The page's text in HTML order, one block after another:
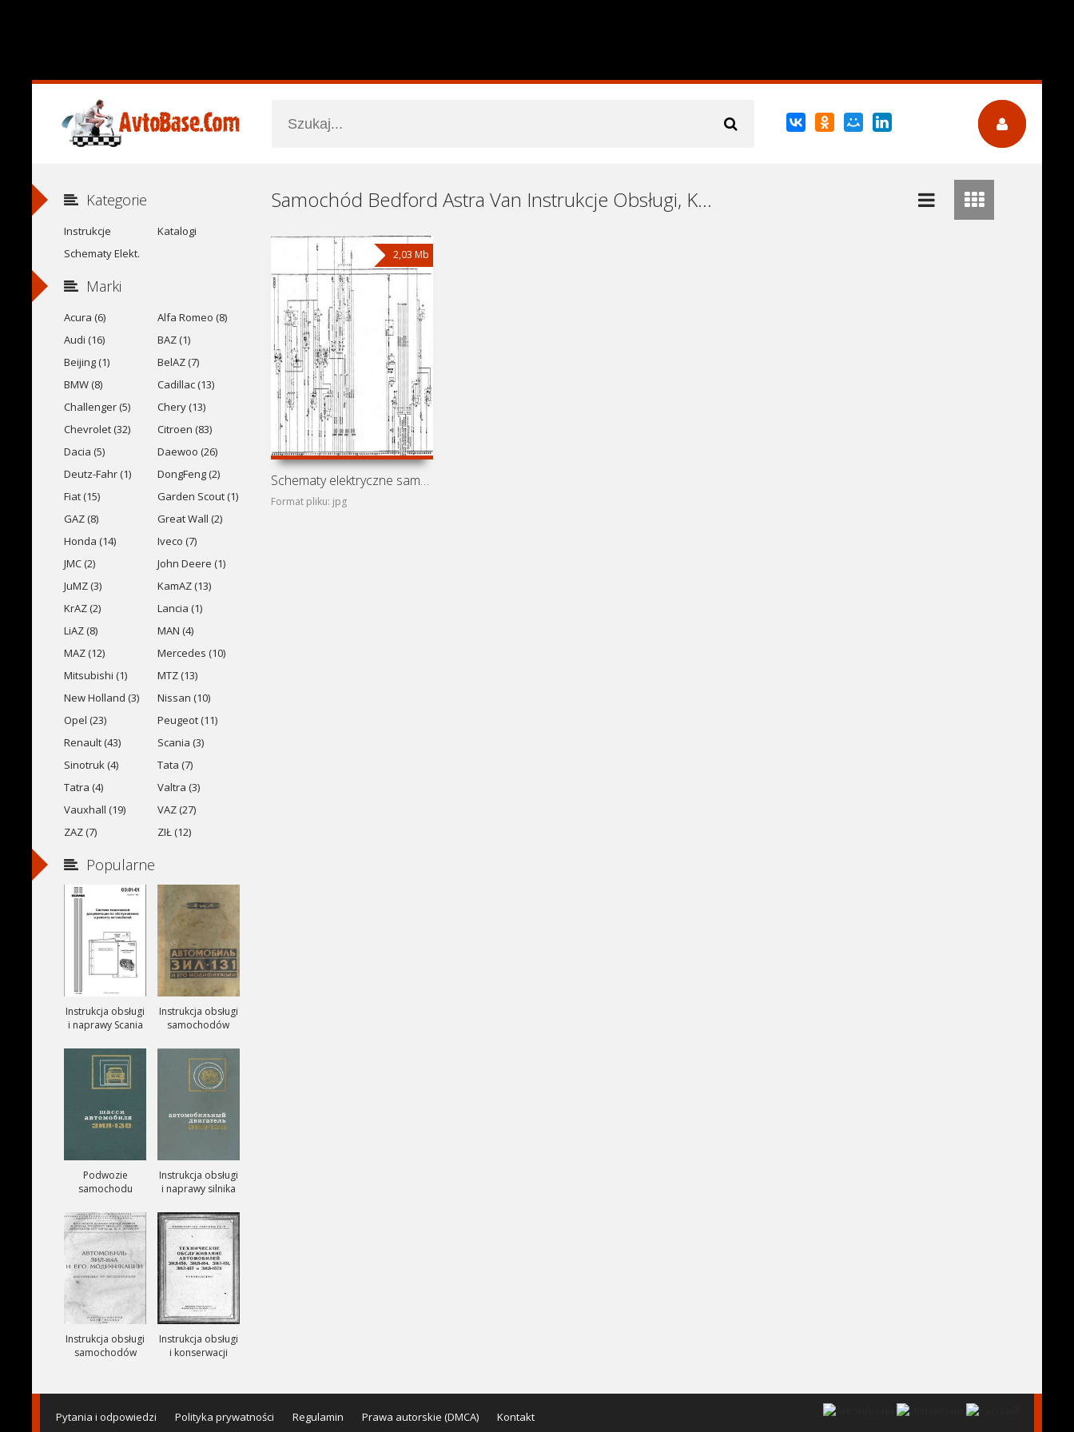
Samochód Bedford Astra Van Instrukcje Obsługi, Książki Serwisowe i Naprawy Download - Pobierz za Darmo
2,03 Mb
Schematy elektryczne samochodu Bedford Astra Van (Opel
Format pliku: jpg
Kategorie
Instrukcje
Katalogi
Schematy Elekt.
Marki
Acura (6)
Alfa Romeo (8)
Audi (16)
BAZ (1)
Beijing (1)
BelAZ (7)
BMW (8)
Cadillac (13)
Challenger (5)
Chery (13)
Chevrolet (32)
Citroen (83)
Dacia (5)
Daewoo (26)
Deutz-Fahr (1)
DongFeng (2)
Fiat (15)
Garden Scout (1)
GAZ (8)
Great Wall (2)
Honda (14)
Iveco (7)
JMC (2)
John Deere (1)
JuMZ (3)
KamAZ (13)
KrAZ (2)
Lancia (1)
LiAZ (8)
MAN (4)
MAZ (12)
Mercedes (10)
Mitsubishi (1)
MTZ (13)
New Holland (3)
Nissan (10)
Opel (23)
Peugeot (11)
Renault (43)
Scania (3)
Sinotruk (4)
Tata (7)
Tatra (4)
Valtra (3)
Vauxhall (19)
VAZ (27)
ZAZ (7)
ZIŁ (12)
Popularne
Instrukcja obsługi
i naprawy Scania
Instrukcja obsługi
samochodów
ZIŁ-131, ZIŁ-131A
i ZIŁ-131V
Podwozie
samochodu
Instrukcja obsługi
i naprawy silnika
Instrukcja obsługi
samochodów
Instrukcja obsługi
i konserwacji
ZIŁ-157, ZIŁ-157K
Pytania i odpowiedzi Polityka prywatności Regulamin Prawa autorskie (DMCA) Kontakt